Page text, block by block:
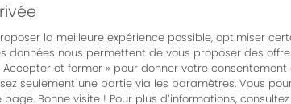
© Bordeaux Events And More | Rue Jean
général des manifestations|Un événement
la meilleure expérience possible, optimiser
données nous permettent de vous proposer des
et fermer » pour donner votre consentement
seulement une partie via les paramètres. Vous
Bonne visite ! Pour plus d’informations,